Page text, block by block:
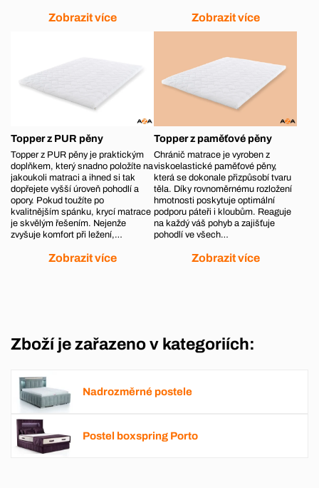
Zobrazit více Zobrazit více
Topper z PUR pěny
Topper z PUR pěny je praktickým
doplňkem, který snadno položíte na
jakoukoli matraci a ihned si tak
dopřejete vyšší úroveň pohodlí a
opory. Pokud toužíte po
kvalitnějším spánku, krycí matrace
je skvělým řešením. Nejenže
zvyšuje komfort při ležení,…
Zobrazit více
Topper z paměťové pěny
Chránič matrace je vyroben z
viskoelastické paměťové pěny,
která se dokonale přizpůsobí tvaru
těla. Díky rovnoměrnému rozložení
hmotnosti poskytuje optimální
podporu páteři i kloubům. Reaguje
na každý váš pohyb a zajišťuje
pohodlí ve všech…
Zobrazit více
Zboží je zařazeno v kategoriích:
Nadrozměrné postele
Postel boxspring Porto